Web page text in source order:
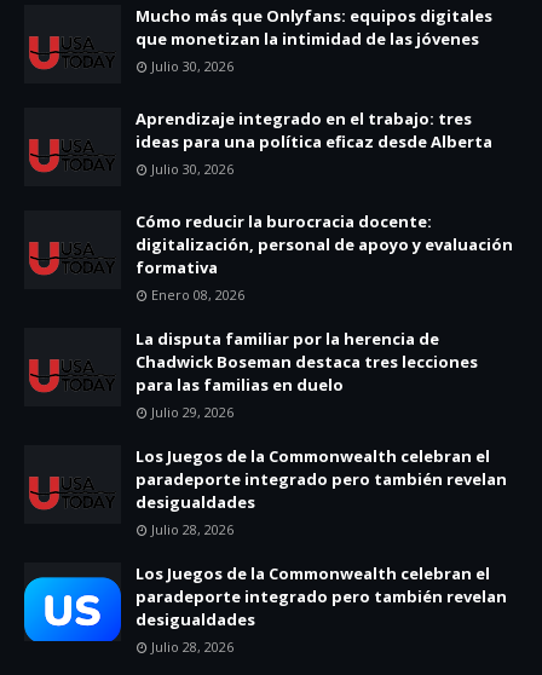
Mucho más que Onlyfans: equipos digitales
que monetizan la intimidad de las jóvenes
Julio 30, 2026
Aprendizaje integrado en el trabajo: tres
ideas para una política eficaz desde Alberta
Julio 30, 2026
Cómo reducir la burocracia docente:
digitalización, personal de apoyo y evaluación
formativa
Enero 08, 2026
La disputa familiar por la herencia de
Chadwick Boseman destaca tres lecciones
para las familias en duelo
Julio 29, 2026
Los Juegos de la Commonwealth celebran el
paradeporte integrado pero también revelan
desigualdades
Julio 28, 2026
Los Juegos de la Commonwealth celebran el
paradeporte integrado pero también revelan
desigualdades
Julio 28, 2026